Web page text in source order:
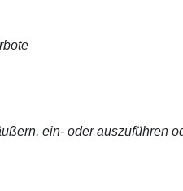
ein- oder auszuführen